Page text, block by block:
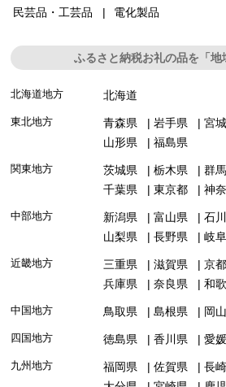
民芸品・工芸品
電化製品
ふるさと納税お礼の品を「地
北海道地方 北海道
東北地方 青森県 岩手県 宮
山形県
福島県
関東地方 茨城県 栃木県 群
千葉県
東京都 神
中部地方 新潟県 富山県 石
山梨県
長野県 岐
近畿地方 三重県 滋賀県 京
兵庫県
奈良県 和
中国地方 鳥取県 島根県 岡
四国地方 徳島県 香川県 愛
九州地方 福岡県 佐賀県 長